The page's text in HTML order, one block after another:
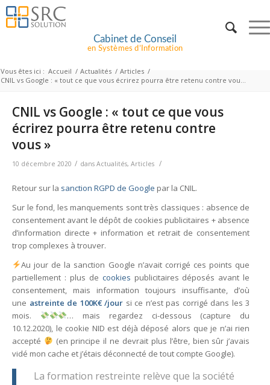
Cabinet de Conseil
en Systèmes d’Information
Vous êtes ici : Accueil / Actualités / Articles /
CNIL vs Google : « tout ce que vous écrirez pourra être retenu contre vou...
CNIL vs Google : « tout ce que vous
écrirez pourra être retenu contre
vous »​
10 décembre 2020 / dans Actualités, Articles /
Retour sur la sanction RGPD de Google par la CNIL.
Sur le fond, les manquements sont très classiques : absence de
consentement avant le dépôt de cookies publicitaires + absence
d’information directe + information et retrait de consentement
trop complexes à trouver.
Au jour de la sanction Google n’avait corrigé ces points que
partiellement : plus de cookies publicitaires déposés avant le
consentement, mais information toujours insuffisante, d’où
une astreinte de 100K€ /jour si ce n’est pas corrigé dans les 3
mois.
… mais regardez ci-dessous (capture du
10.12.2020), le cookie NID est déjà déposé alors que je n’ai rien
accepté
(en principe il ne devrait plus l’être, bien sûr j’avais
vidé mon cache et j’étais déconnecté de tout compte Google).
La formation restreinte relève que la société